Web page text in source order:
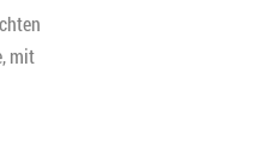
mit